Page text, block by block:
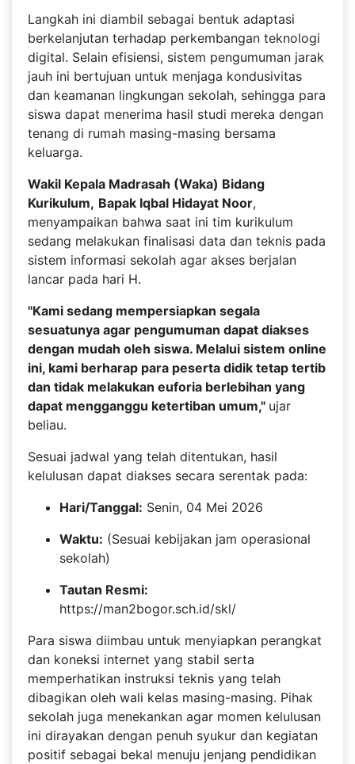
Langkah ini diambil sebagai bentuk adaptasi
berkelanjutan terhadap perkembangan teknologi
digital. Selain efisiensi, sistem pengumuman jarak
jauh ini bertujuan untuk menjaga kondusivitas
dan keamanan lingkungan sekolah, sehingga para
siswa dapat menerima hasil studi mereka dengan
tenang di rumah masing-masing bersama
keluarga.
Wakil Kepala Madrasah (Waka) Bidang
Kurikulum, Bapak Iqbal Hidayat Noor,
menyampaikan bahwa saat ini tim kurikulum
sedang melakukan finalisasi data dan teknis pada
sistem informasi sekolah agar akses berjalan
lancar pada hari H.
"Kami sedang mempersiapkan segala
sesuatunya agar pengumuman dapat diakses
dengan mudah oleh siswa. Melalui sistem online
ini, kami berharap para peserta didik tetap tertib
dan tidak melakukan euforia berlebihan yang
dapat mengganggu ketertiban umum," ujar
beliau.
Sesuai jadwal yang telah ditentukan, hasil
kelulusan dapat diakses secara serentak pada:
Hari/Tanggal: Senin, 04 Mei 2026
Waktu: (Sesuai kebijakan jam operasional
sekolah)
Tautan Resmi:
https://man2bogor.sch.id/skl/
Para siswa diimbau untuk menyiapkan perangkat
dan koneksi internet yang stabil serta
memperhatikan instruksi teknis yang telah
dibagikan oleh wali kelas masing-masing. Pihak
sekolah juga menekankan agar momen kelulusan
ini dirayakan dengan penuh syukur dan kegiatan
positif sebagai bekal menuju jenjang pendidikan